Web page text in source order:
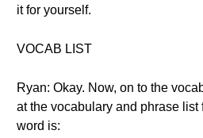
it for yourself.
VOCAB LIST
Ryan: Okay. Now, on to the
at the vocabulary and phrase list
word is: